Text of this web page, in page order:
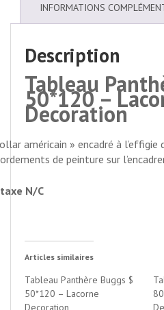
INFORMATIONS
Description
Tableau
50*120 –
Decoration
américain » encadré à
de peinture sur
N/C
Articles similaires
Tableau Panthère Buggs $
50*120 – Lacorne
Decoration